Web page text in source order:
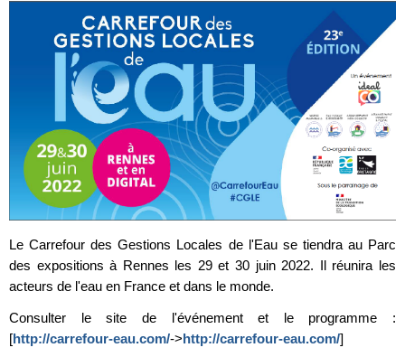
Le Carrefour des Gestions Locales de l'Eau se tiendra au Parc
des expositions à Rennes les 29 et 30 juin 2022. Il réunira les
acteurs de l'eau en France et dans le monde.
Consulter le site de l'événement et le programme :
[http://carrefour-eau.com/->http://carrefour-eau.com/]